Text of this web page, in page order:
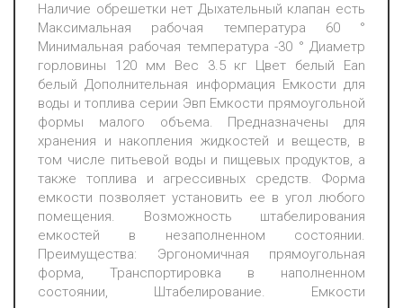
Наличие обрешетки нет Дыхательный клапан есть
Максимальная рабочая температура 60 °
Минимальная рабочая температура -30 ° Диаметр
горловины 120 мм Вес 3.5 кг Цвет белый Ean
белый Дополнительная информация Емкости для
воды и топлива серии Эвп Емкости прямоугольной
формы малого объема. Предназначены для
хранения и накопления жидкостей и веществ, в
том числе питьевой воды и пищевых продуктов, а
также топлива и агрессивных средств. Форма
емкости позволяет установить ее в угол любого
помещения. Возможность штабелирования
емкостей в незаполненном состоянии.
Преимущества: Эргономичная прямоугольная
форма, Транспортировка в наполненном
состоянии, Штабелирование. Емкости